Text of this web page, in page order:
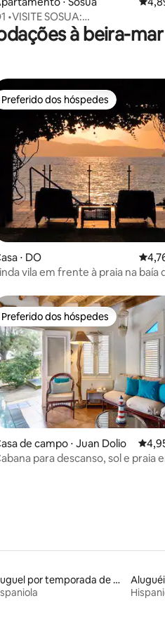
•VISITE SOSUA:
à beira-
média de 5, 11 avaliações
Preferido dos hóspedes
Preferido dos hóspedes
⋅ DO 4,76
vila em frente à praia na baía
média de 5, 38 avaliações
Preferido dos hóspedes
Preferido dos hóspedes
de campo ⋅ Juan Dolio 4,95
para descanso, sol e praia
Aluguel por temporada de apart-hotéis